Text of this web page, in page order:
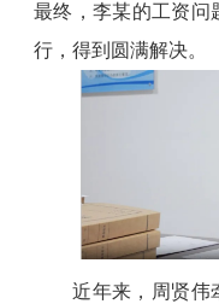
最终，李某的工资问
行，得到圆满解决。
近年来，周贤伟